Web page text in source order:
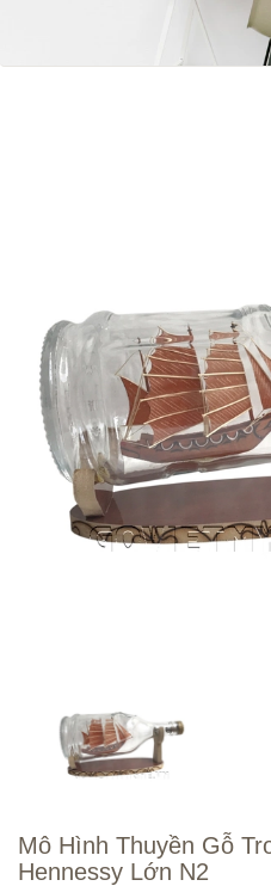
Mô Hình Thuyền Gỗ
Hennessy Lớn N2